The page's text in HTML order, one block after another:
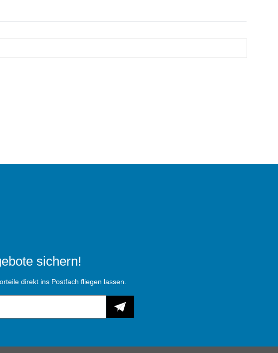
sichern!
direkt ins Postfach fliegen lassen.